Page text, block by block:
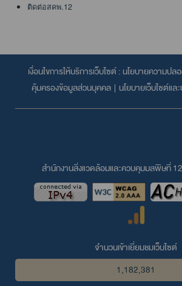
ติดต่อสคพ.12
เงื่อนไขการให้บริการเว็บไซต์ : นโยบายความปล
คุ้มครองข้อมูลส่วนบุคคล | นโยบายเว็บไซต์แ
สำนักงานสิ่งแวดล้อมและควบคุมมลพิษที่
จำนวนเข้าเยี่ยมชมเว็บไซต์
1,182,381